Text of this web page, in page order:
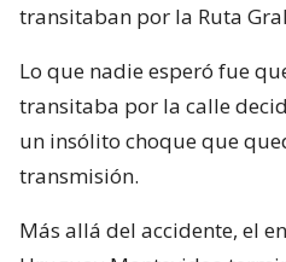
transitaban por la Ruta
Lo que nadie esperó fue
transitaba por la calle
un insólito choque que
transmisión.
Más allá del accidente, el